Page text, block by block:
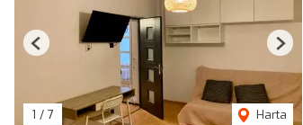
1 / 7 Harta
Previous Next